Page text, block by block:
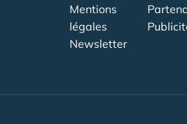
Mentions
légales
Newsletter